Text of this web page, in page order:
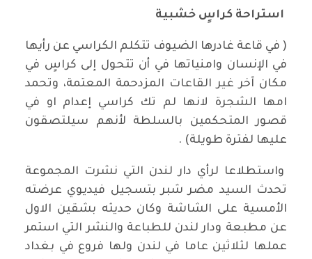
⁠⁠استراحة كراسٍ خشبية
( في قاعة غادرها الضيوف تتكلم الكراسي عن رأيها
في الإنسان وامنياتها في أن تتحول إلى كراسٍ في
مكان آخر غير القاعات المزدحمة المعتمة، وتحمد
امها الشجرة لانها لم تك كراسي إعدام او في
قصور المتحكمين بالسلطة لأنهم سيلتصقون
عليها لفترة طويلة) .
واستطلاعا لرأي دار لندن التي نشرت المجموعة
تحدث السيد مضر شبر بتسجيل فيديوي عرضته
الأمسية على الشاشة وكان حديثه بشقين الاول
عن مطبعة ودار لندن للطباعة والنشر التي استمر
عملها لثلاثين عاما في لندن ولها فروع في بغداد